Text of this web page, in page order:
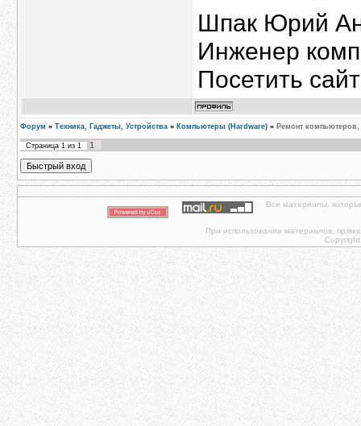
Шпак Юрий
Инженер
Посетить
Форум » Техника, Гаджеты, Устройства » Компьютеры (Hardware) » Ремонт
Страница 1 из 1 1
Все материалы,
При использовании материалов,